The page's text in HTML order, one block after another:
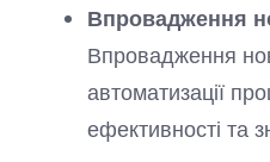
Впровадження
Впровадження
автоматизації
ефективності та